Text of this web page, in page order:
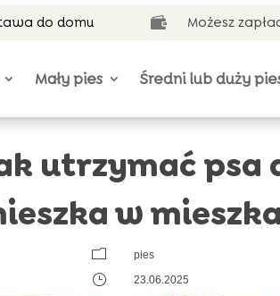
do domu  Możesz
Mały pies Średni lub duży
utrzymać psa
w
m pies
} 23.06.2025